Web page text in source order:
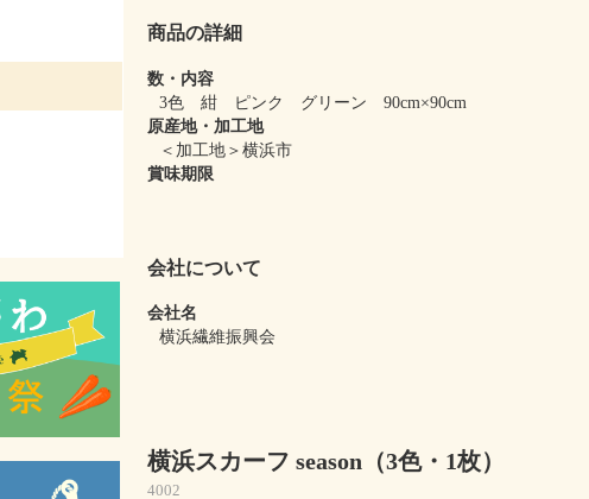
商品の詳細
数・内容
3色 紺 ピンク グリーン 90cm×90cm
原産地・加工地
＜加工地＞横浜市
賞味期限
会社について
会社名
横浜繊維振興会
横浜スカーフ season（3色・1枚）
4002